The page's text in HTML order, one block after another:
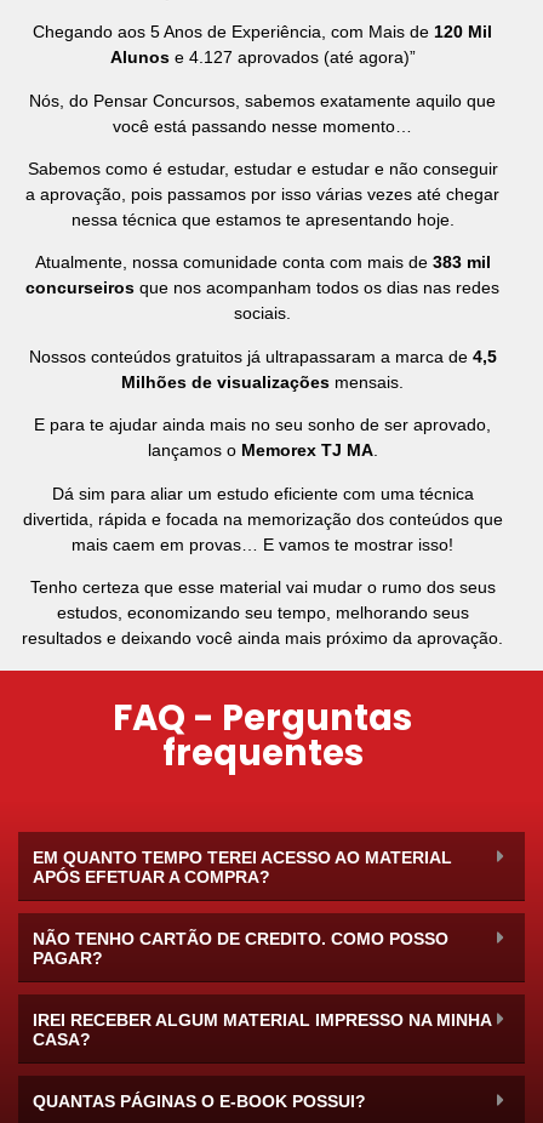
Chegando aos 5 Anos de Experiência, com Mais de 120 Mil
Alunose 4.127 aprovados (até agora)”
Nós, do Pensar Concursos, sabemos exatamente aquilo que
você está passando nesse momento…
Sabemos como é estudar, estudar e estudar e não conseguir
a aprovação, pois passamos por isso várias vezes até chegar
nessa técnica que estamos te apresentando hoje.
Atualmente, nossa comunidade conta com mais de383 mil
concurseiros que nos acompanham todos os dias nas redes
sociais.
Nossos conteúdos gratuitos já ultrapassaram a marca de 4,5
Milhões de visualizações mensais.
E para te ajudar ainda mais no seu sonho de ser aprovado,
lançamos o Memorex TJ MA.
Dá sim para aliar um estudo eficiente com uma técnica
divertida, rápida e focada na memorização dos conteúdos que
mais caem em provas… E vamos te mostrar isso!
Tenho certeza que esse material vai mudar o rumo dos seus
estudos, economizando seu tempo, melhorando seus
resultados e deixando você ainda mais próximo da aprovação.
FAQ - Perguntas
frequentes
EM QUANTO TEMPO TEREI ACESSO AO MATERIAL
APÓS EFETUAR A COMPRA?
NÃO TENHO CARTÃO DE CREDITO. COMO POSSO
PAGAR?
IREI RECEBER ALGUM MATERIAL IMPRESSO NA MINHA
CASA?
QUANTAS PÁGINAS O E-BOOK POSSUI?